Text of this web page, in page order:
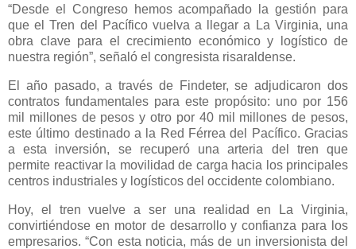
“Desde el Congreso hemos acompañado la gestión para
que el Tren del Pacífico vuelva a llegar a La Virginia, una
obra clave para el crecimiento económico y logístico de
nuestra región”, señaló el congresista risaraldense.
El año pasado, a través de Findeter, se adjudicaron dos
contratos fundamentales para este propósito: uno por 156
mil millones de pesos y otro por 40 mil millones de pesos,
este último destinado a la Red Férrea del Pacífico. Gracias
a esta inversión, se recuperó una arteria del tren que
permite reactivar la movilidad de carga hacia los principales
centros industriales y logísticos del occidente colombiano.
Hoy, el tren vuelve a ser una realidad en La Virginia,
convirtiéndose en motor de desarrollo y confianza para los
empresarios. “Con esta noticia, más de un inversionista del